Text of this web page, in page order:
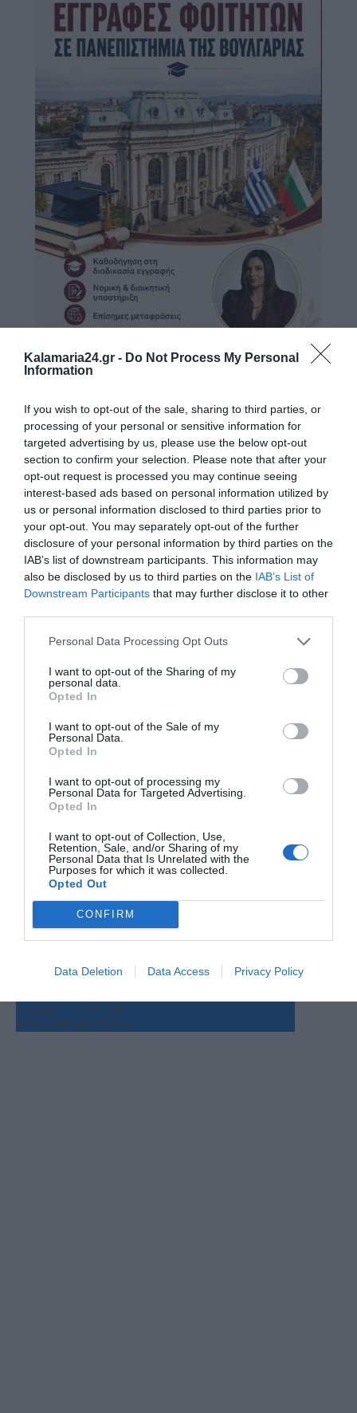
Kalamaria24.gr - Do Not Process My Personal
Information
If you wish to opt-out of the sale, sharing to third parties, or
processing of your personal or sensitive information for
targeted advertising by us, please use the below opt-out
section to confirm your selection. Please note that after your
opt-out request is processed you may continue seeing
interest-based ads based on personal information utilized by
us or personal information disclosed to third parties prior to
your opt-out. You may separately opt-out of the further
disclosure of your personal information by third parties on the
IAB’s list of downstream participants. This information may
also be disclosed by us to third parties on the IAB’s List of
Downstream Participants that may further disclose it to other
Personal Data Processing Opt Outs
I want to opt-out of the Sharing of my
personal data.
Opted In
I want to opt-out of the Sale of my
Personal Data.
Opted In
I want to opt-out of processing my
Personal Data for Targeted Advertising.
Opted In
I want to opt-out of Collection, Use,
Retention, Sale, and/or Sharing of my
Personal Data that Is Unrelated with the
Purposes for which it was collected.
Opted Out
CONFIRM
Data Deletion Data Access Privacy Policy
Ο ΚΑΙΡΟΣ
Θεσσαλονίκη
Παρασκευή+34°+26°
Κυριακή
39°
27°
Δευτέρα
+ 33°+26°
Τετάρτη
+37°+24°
Πρόγνωση για 7 μέρες